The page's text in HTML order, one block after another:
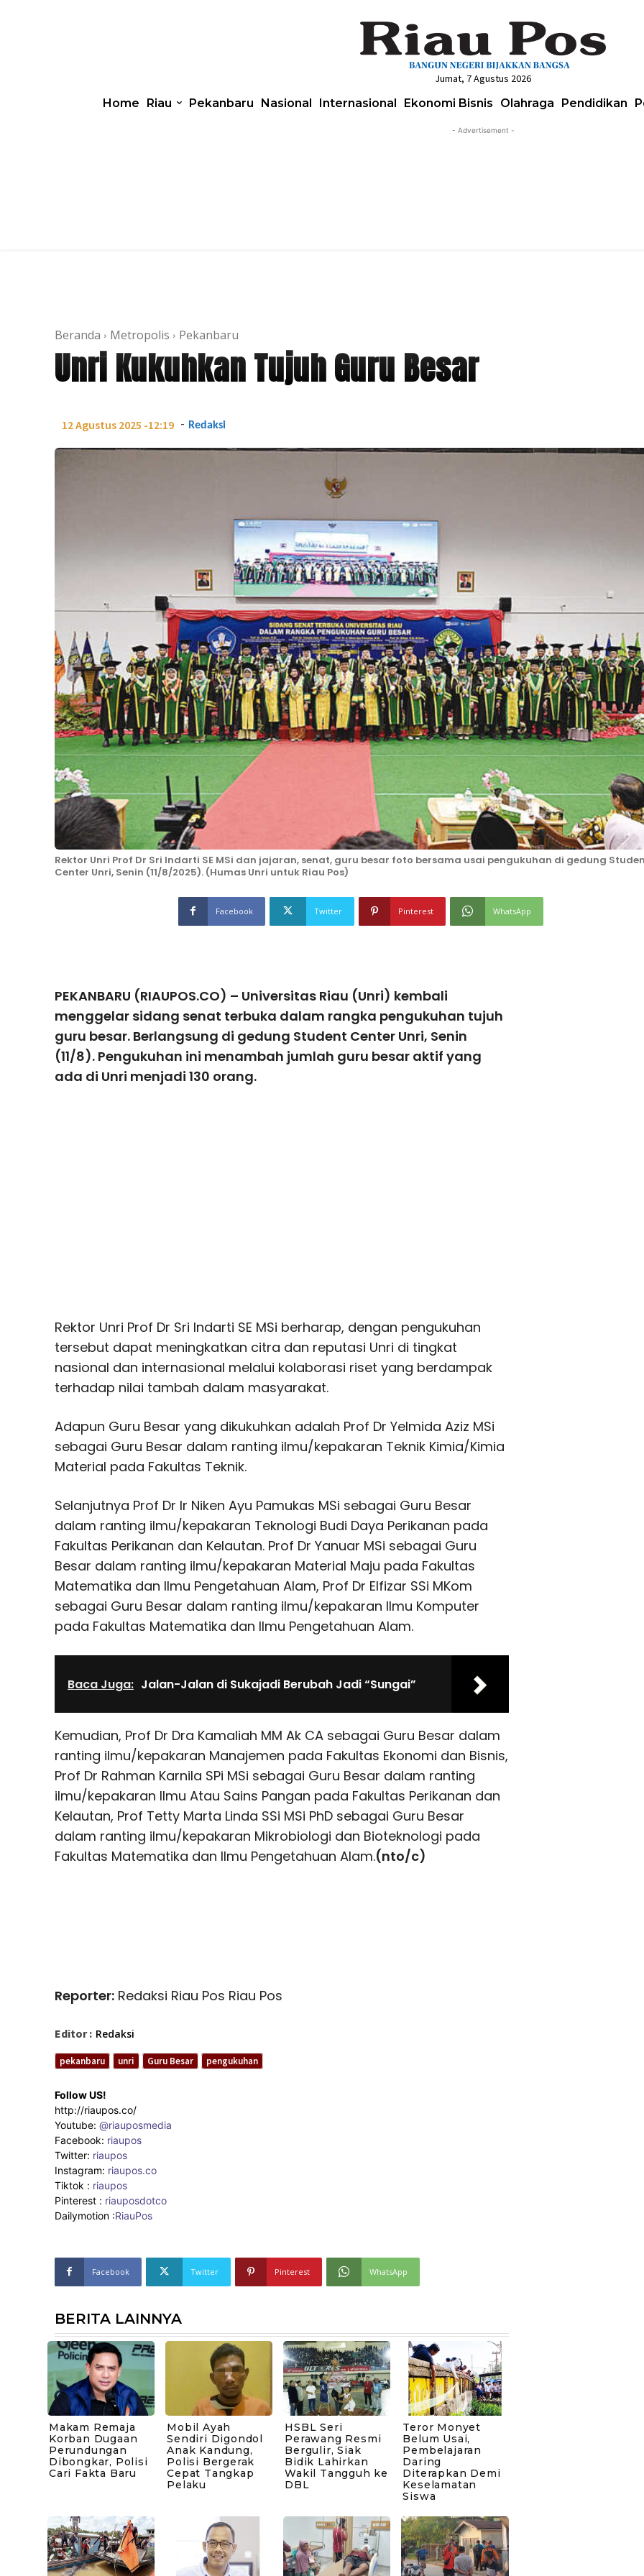
Jumat, 7 Agustus 2026
Home Riau Pekanbaru Nasional Internasional Ekonomi Bisnis Olahraga Pendidikan
- Advertisement -
Beranda Metropolis Pekanbaru
Unri Kukuhkan Tujuh Guru Besar
12 Agustus 2025 -12:19 - Redaksi
Rektor Unri Prof Dr Sri Indarti SE MSi dan jajaran, senat, guru besar foto bersama usai pengukuhan di gedung
Center Unri, Senin (11/8/2025). (Humas Unri untuk Riau Pos)
Facebook Twitter Pinterest WhatsApp
PEKANBARU (RIAUPOS.CO) – Universitas Riau (Unri) kembali
menggelar sidang senat terbuka dalam rangka pengukuhan tujuh
guru besar. Berlangsung di gedung Student Center Unri, Senin
(11/8). Pengukuhan ini menambah jumlah guru besar aktif yang
ada di Unri menjadi 130 orang.
Rektor Unri Prof Dr Sri Indarti SE MSi berharap, dengan pengukuhan
tersebut dapat meningkatkan citra dan reputasi Unri di tingkat
nasional dan internasional melalui kolaborasi riset yang berdampak
terhadap nilai tambah dalam masyarakat.
Adapun Guru Besar yang dikukuhkan adalah Prof Dr Yelmida Aziz MSi
sebagai Guru Besar dalam ranting ilmu/kepakaran Teknik Kimia/Kimia
Material pada Fakultas Teknik.
Selanjutnya Prof Dr Ir Niken Ayu Pamukas MSi sebagai Guru Besar
dalam ranting ilmu/kepakaran Teknologi Budi Daya Perikanan pada
Fakultas Perikanan dan Kelautan. Prof Dr Yanuar MSi sebagai Guru
Besar dalam ranting ilmu/kepakaran Material Maju pada Fakultas
Matematika dan Ilmu Pengetahuan Alam, Prof Dr Elfizar SSi MKom
sebagai Guru Besar dalam ranting ilmu/kepakaran Ilmu Komputer
pada Fakultas Matematika dan Ilmu Pengetahuan Alam.
Baca Juga: Jalan-Jalan di Sukajadi Berubah Jadi “Sungai”
Kemudian, Prof Dr Dra Kamaliah MM Ak CA sebagai Guru Besar dalam
ranting ilmu/kepakaran Manajemen pada Fakultas Ekonomi dan Bisnis,
Prof Dr Rahman Karnila SPi MSi sebagai Guru Besar dalam ranting
ilmu/kepakaran Ilmu Atau Sains Pangan pada Fakultas Perikanan dan
Kelautan, Prof Tetty Marta Linda SSi MSi PhD sebagai Guru Besar
dalam ranting ilmu/kepakaran Mikrobiologi dan Bioteknologi pada
Fakultas Matematika dan Ilmu Pengetahuan Alam.(nto/c)
Reporter: Redaksi Riau Pos Riau Pos
Editor : Redaksi
pekanbaru unri Guru Besar pengukuhan
Follow US!
http://riaupos.co/
Youtube: @riauposmedia
Facebook: riaupos
Twitter: riaupos
Instagram: riaupos.co
Tiktok : riaupos
Pinterest : riauposdotco
Dailymotion :RiauPos
Facebook Twitter Pinterest WhatsApp
BERITA LAINNYA
Makam Remaja
Korban Dugaan
Perundungan
Dibongkar, Polisi
Cari Fakta Baru
Mobil Ayah
Sendiri Digondol
Anak Kandung,
Polisi Bergerak
Cepat Tangkap
Pelaku
HSBL Seri
Perawang Resmi
Bergulir, Siak
Bidik Lahirkan
Wakil Tangguh ke
DBL
Teror Monyet
Belum Usai,
Pembelajaran
Daring
Diterapkan Demi
Keselamatan
Siswa